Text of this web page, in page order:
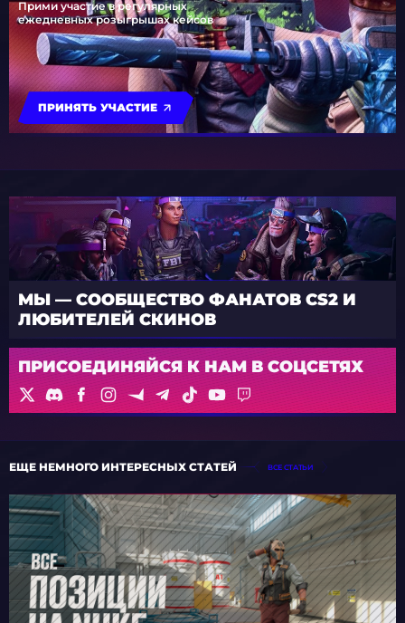
Прими участие в регулярных
ежедневных розыгрышах кейсов
ПРИНЯТЬ УЧАСТИЕ
МЫ — СООБЩЕСТВО ФАНАТОВ CS2 И
ЛЮБИТЕЛЕЙ СКИНОВ
ПРИСОЕДИНЯЙСЯ К НАМ В СОЦСЕТЯХ
ЕЩЕ НЕМНОГО ИНТЕРЕСНЫХ СТАТЕЙ ВСЕ СТАТЬИ